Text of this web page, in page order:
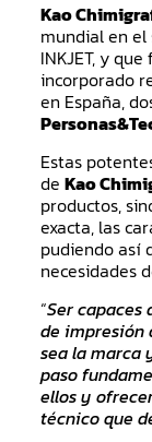
Kao
mundial en
INKJET, y
incorporado
en España,
Estas
de Kao
productos,
exacta, las
pudiendo así
necesidades
“Ser capaces
de impresión
sea la marca
paso
ellos y
técnico que